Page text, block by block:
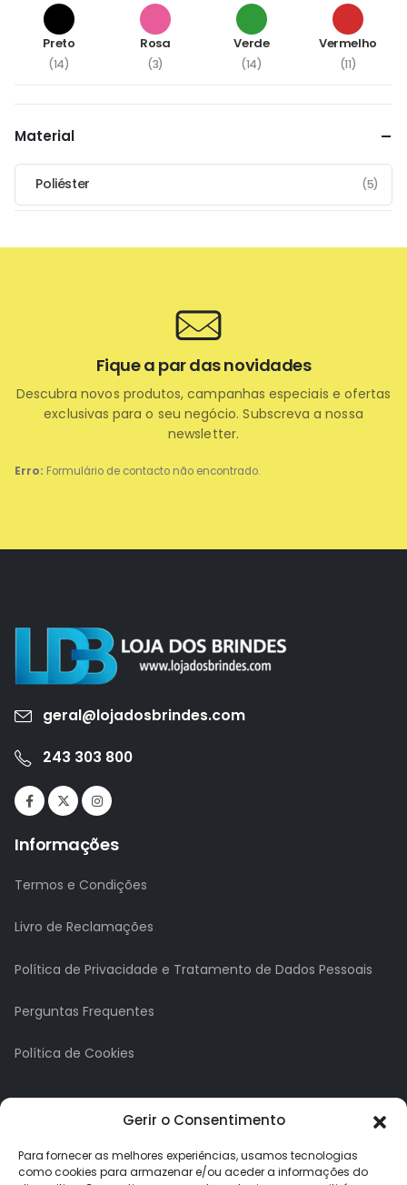
Gerir o Consentimento
Para fornecer as melhores experiências, usamos tecnologias
como cookies para armazenar e/ou aceder a informações do
Preto
(14)
Rosa
(3)
Verde
(14)
Vermelho
(11)
Material
Poliéster (5)
Erro: Formulário de contacto não encontrado.
Fique a par das novidades
Descubra novos produtos, campanhas especiais e ofertas
exclusivas para o seu negócio. Subscreva a nossa
newsletter.
geral@lojadosbrindes.com
243 303 800
Informações
Termos e Condições
Livro de Reclamações
Política de Privacidade e Tratamento de Dados Pessoais
Perguntas Frequentes
Política de Cookies
A minha conta
A Minha Conta